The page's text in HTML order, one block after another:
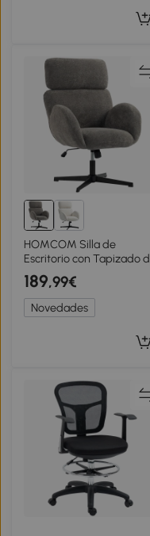
HOMCOM Silla de
Escritorio con Tapizado de
Terciopelo Respaldo Alto
Regulable en Altura Silla
Giratoria con Función
Basculante Gris
189,99€
Novedades